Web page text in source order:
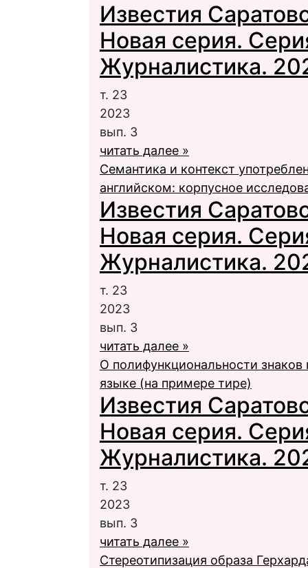
Известия
Новая серия.
Журналистика.
т. 23
2023
вып. 3
читать далее »
Семантика и контекст
английском: корпусное
Известия
Новая серия.
Журналистика.
т. 23
2023
вып. 3
читать далее »
О полифункциональности
языке (на примере тире)
Известия
Новая серия.
Журналистика.
т. 23
2023
вып. 3
читать далее »
Стереотипизация образа